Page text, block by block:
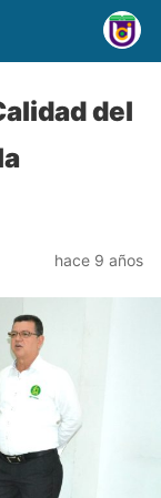
del
hace 9 años